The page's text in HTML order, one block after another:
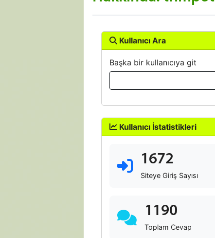
Kullanıcı Ara
Başka bir kullanıcıya git
Kullanıcı İstatistikleri
1672
Siteye Giriş Sayısı
1190
Toplam Cevap